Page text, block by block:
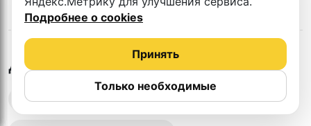
Другие студии в Махачкале
Выездная запись подкастов
Подробнее о cookies
Только необходимые
Принять